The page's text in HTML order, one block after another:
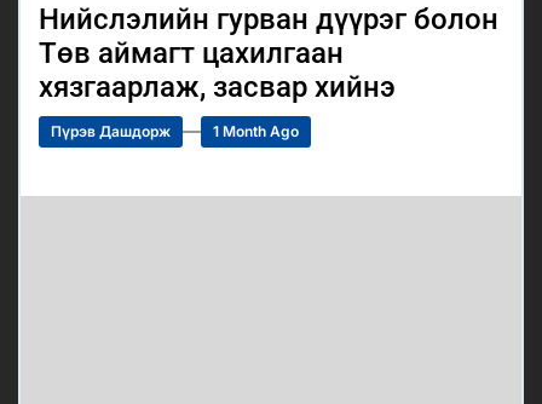
Нийслэлийн гурван дүүрэг болон
Төв аймагт цахилгаан
хязгаарлаж, засвар хийнэ
Пүрэв Дашдорж 1 Month Ago